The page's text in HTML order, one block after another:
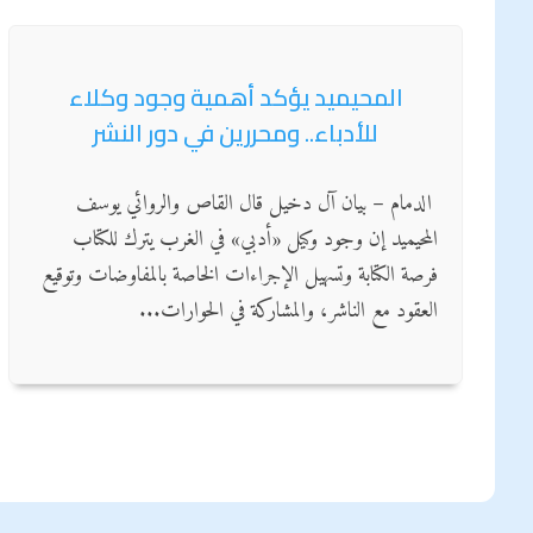
المحيميد يؤكد أهمية وجود وكلاء
للأدباء.. ومحررين في دور النشر
الدمام – بيان آل دخيل قال القاص والروائي يوسف
المحيميد إن وجود وكيل «أدبي» في الغرب يترك للكتاب
فرصة الكتابة وتسهيل الإجراءات الخاصة بالمفاوضات وتوقيع
العقود مع الناشر، والمشاركة في الحوارات...